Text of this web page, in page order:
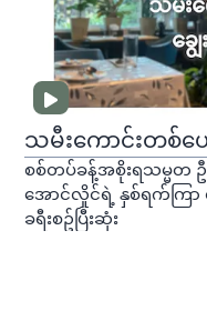
သမီးကောင်းတစ်ယ
စစ်တပ်ခန့်အစိုးရသမ္မတ ဦ
အောင်လှိုင်ရဲ့ နှစ်ရက်ကြာ
ခရီးစဥ်ပြီးဆုံး